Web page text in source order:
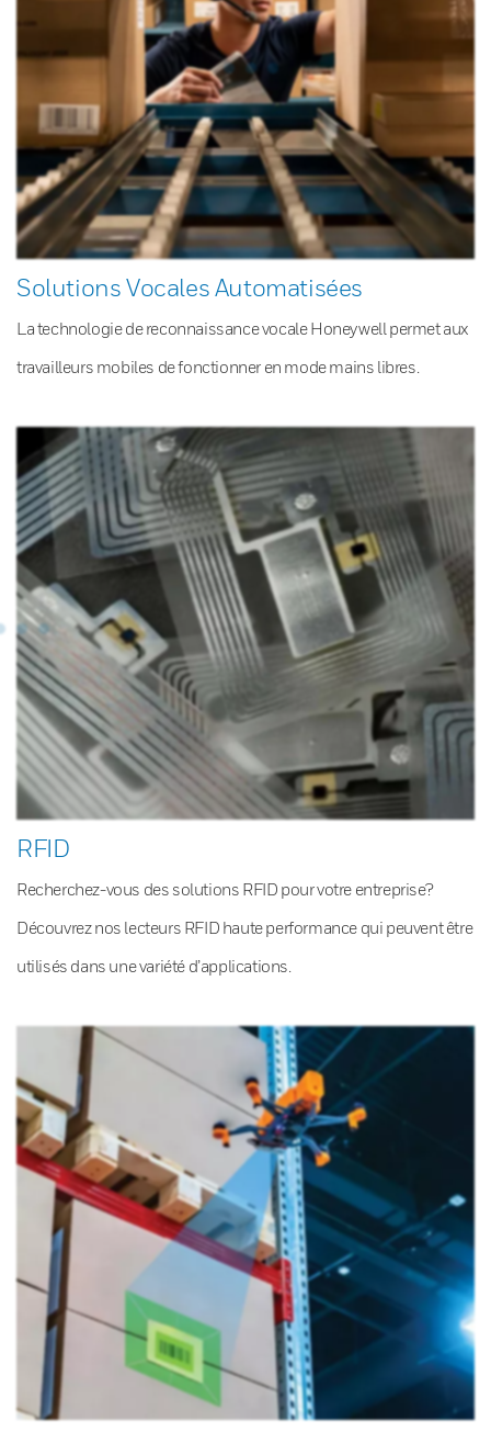
Solutions Vocales Automatisées
La technologie de reconnaissance vocale Honeywell permet aux
travailleurs mobiles de fonctionner en mode mains libres.
RFID
Recherchez-vous des solutions RFID pour votre entreprise?
Découvrez nos lecteurs RFID haute performance qui peuvent être
utilisés dans une variété d’applications.